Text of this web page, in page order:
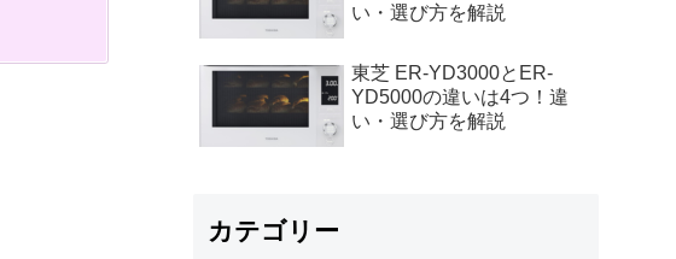
い・選び方を解説
東芝 ER-YD3000とER-
YD5000の違いは4つ！違
い・選び方を解説
カテゴリー